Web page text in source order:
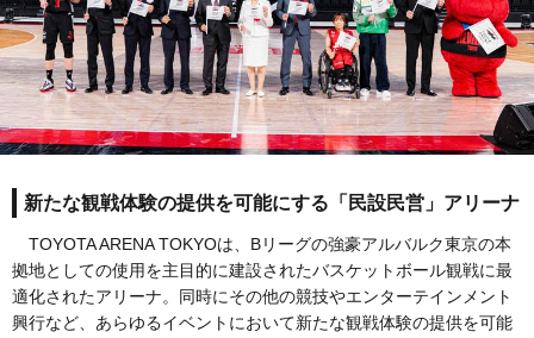
新たな観戦体験の提供を可能にする「民設民営」アリーナ
TOYOTA ARENA TOKYOは、Bリーグの強豪アルバルク東京の本
拠地としての使用を主目的に建設されたバスケットボール観戦に最
適化されたアリーナ。同時にその他の競技やエンターテインメント
興行など、あらゆるイベントにおいて新たな観戦体験の提供を可能